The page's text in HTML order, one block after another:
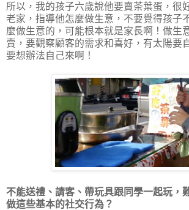
所以，我的孩子六歲說他要賣茶葉蛋，很
老家，指導他怎麼做生意，不要覺得孩子
麼做生意的，可能根本就是家長啊！做生
賣，要觀察顧客的需求和喜好，有太陽要
要想辦法自己來啊！
不能送禮、請客、帶玩具跟同學一起玩，
做這些基本的社交行為？